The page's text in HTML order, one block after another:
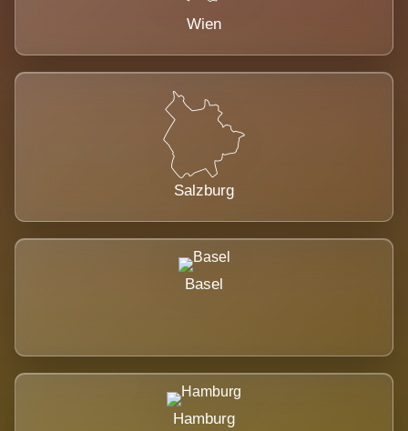
Wien
Salzburg
Basel
Hamburg